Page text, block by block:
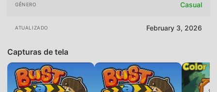
GÊNERO Casual
ATUALIZADO February 3, 2026
Capturas de tela